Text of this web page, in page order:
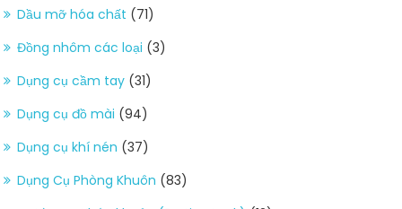
Dầu mỡ hóa chất (71)
Đồng nhôm các loại (3)
Dụng cụ cầm tay (31)
Dụng cụ đồ mài (94)
Dụng cụ khí nén (37)
Dụng Cụ Phòng Khuôn (83)